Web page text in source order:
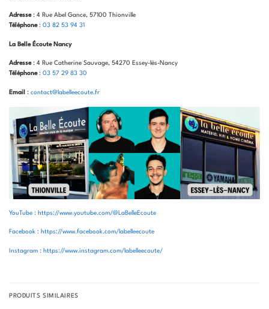
Adresse: 4 Rue Abel Gance, 57100 Thionville
Téléphone: 03 82 53 94 31
La Belle Écoute Nancy
Adresse: 4 Rue Catherine Sauvage, 54270 Essey-lès-Nancy
Téléphone: 03 57 29 83 30
Email : contact@labelleecoute.fr
YouTube : https://www.youtube.com/@LaBelleEcoute
Facebook : https://www.facebook.com/labelleecoute
Instagram : https://www.instagram.com/labelleecoute/
PRODUITS SIMILAIRES